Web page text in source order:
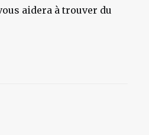
aidera à trouver du